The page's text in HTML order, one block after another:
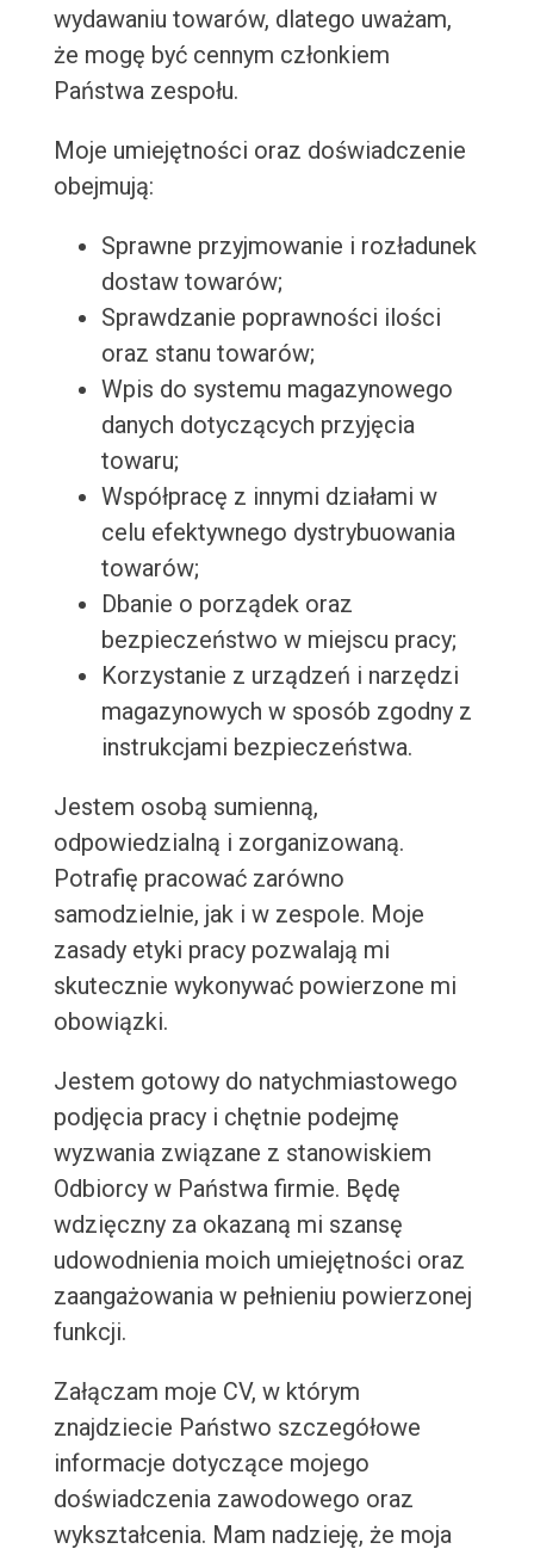
wydawaniu towarów, dlatego uważam,
że mogę być cennym członkiem
Państwa zespołu.
Moje umiejętności oraz doświadczenie
obejmują:
Sprawne przyjmowanie i rozładunek
dostaw towarów;
Sprawdzanie poprawności ilości
oraz stanu towarów;
Wpis do systemu magazynowego
danych dotyczących przyjęcia
towaru;
Współpracę z innymi działami w
celu efektywnego dystrybuowania
towarów;
Dbanie o porządek oraz
bezpieczeństwo w miejscu pracy;
Korzystanie z urządzeń i narzędzi
magazynowych w sposób zgodny z
instrukcjami bezpieczeństwa.
Jestem osobą sumienną,
odpowiedzialną i zorganizowaną.
Potrafię pracować zarówno
samodzielnie, jak i w zespole. Moje
zasady etyki pracy pozwalają mi
skutecznie wykonywać powierzone mi
obowiązki.
Jestem gotowy do natychmiastowego
podjęcia pracy i chętnie podejmę
wyzwania związane z stanowiskiem
Odbiorcy w Państwa firmie. Będę
wdzięczny za okazaną mi szansę
udowodnienia moich umiejętności oraz
zaangażowania w pełnieniu powierzonej
funkcji.
Załączam moje CV, w którym
znajdziecie Państwo szczegółowe
informacje dotyczące mojego
doświadczenia zawodowego oraz
wykształcenia. Mam nadzieję, że moja